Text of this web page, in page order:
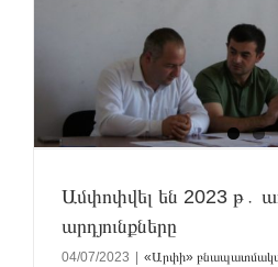
Ամփոփվել են 2023 թ․
արդյունքները
04/07/2023 | «Արփի»